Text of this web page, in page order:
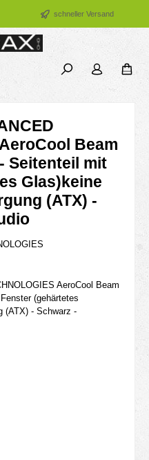
schneller Versand
Beam
Seitenteil mit
Glas)keine
(ATX) -